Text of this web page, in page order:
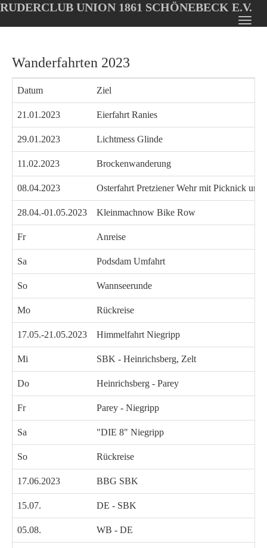
Oops, an error occurred! Code: 2026080809062339c42b44
main
content
RUDERCLUB UNION 1861 SCHÖNEBECK E.V.
Wanderfahrten 2023
Datum Ziel
21.01.2023 Eierfahrt Ranies
29.01.2023 Lichtmess Glinde
11.02.2023 Brockenwanderung
08.04.2023 Osterfahrt Pretziener Wehr mit Picknick und
28.04.-01.05.2023 Kleinmachnow Bike Row
Fr Anreise
Sa Podsdam Umfahrt
So Wannseerunde
Mo Rückreise
17.05.-21.05.2023 Himmelfahrt Niegripp
Mi SBK - Heinrichsberg, Zelt
Do Heinrichsberg - Parey
Fr Parey - Niegripp
Sa "DIE 8" Niegripp
So Rückreise
17.06.2023 BBG SBK
15.07. DE - SBK
05.08. WB - DE